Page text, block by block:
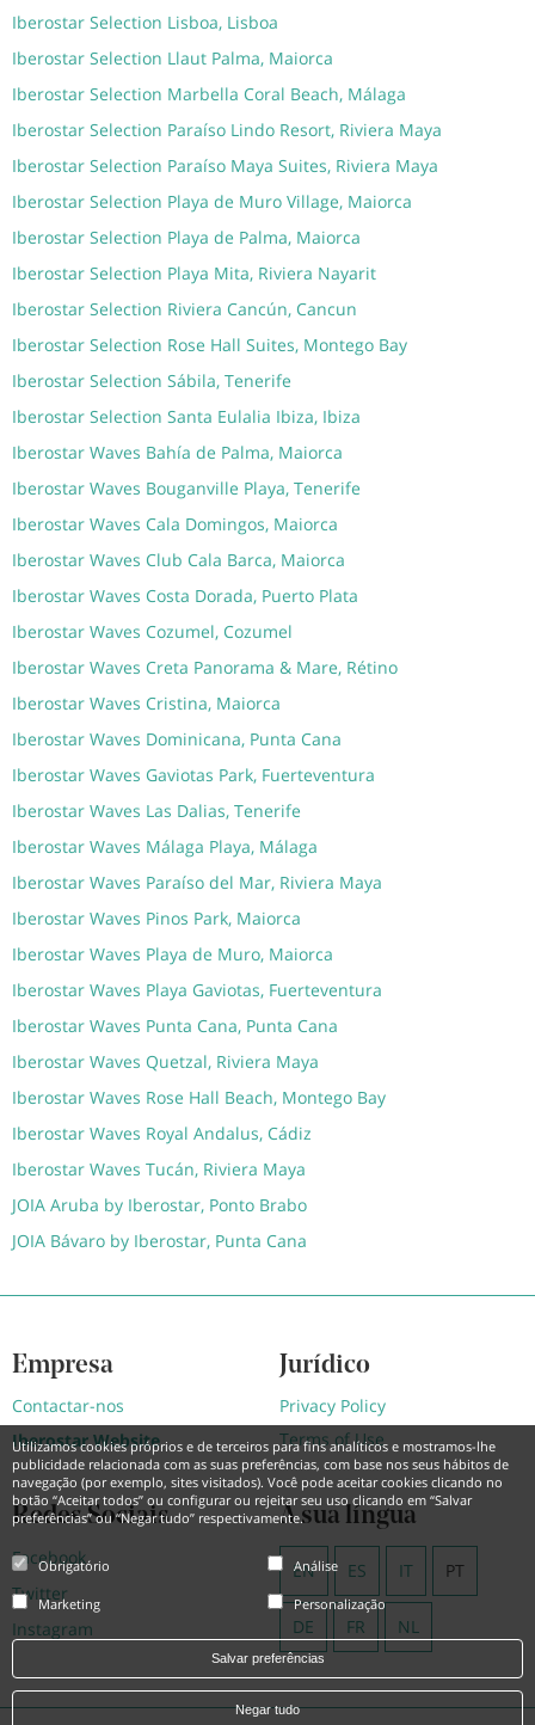
Utilizamos cookies próprios e de terceiros para fins analíticos e mostramos-lhe
publicidade relacionada com as suas preferências, com base nos seus hábitos de
navegação (por exemplo, sites visitados). Você pode aceitar cookies clicando no
botão “Aceitar todos” ou configurar ou rejeitar seu uso clicando em “Salvar
preferências” ou “Negar tudo” respectivamente.
Obrigatório Análise
Marketing Personalização
Salvar preferências
Negar tudo
Iberostar Selection Lisboa, Lisboa
Iberostar Selection Llaut Palma, Maiorca
Iberostar Selection Marbella Coral Beach, Málaga
Iberostar Selection Paraíso Lindo Resort, Riviera Maya
Iberostar Selection Paraíso Maya Suites, Riviera Maya
Iberostar Selection Playa de Muro Village, Maiorca
Iberostar Selection Playa de Palma, Maiorca
Iberostar Selection Playa Mita, Riviera Nayarit
Iberostar Selection Riviera Cancún, Cancun
Iberostar Selection Rose Hall Suites, Montego Bay
Iberostar Selection Sábila, Tenerife
Iberostar Selection Santa Eulalia Ibiza, Ibiza
Iberostar Waves Bahía de Palma, Maiorca
Iberostar Waves Bouganville Playa, Tenerife
Iberostar Waves Cala Domingos, Maiorca
Iberostar Waves Club Cala Barca, Maiorca
Iberostar Waves Costa Dorada, Puerto Plata
Iberostar Waves Cozumel, Cozumel
Iberostar Waves Creta Panorama & Mare, Rétino
Iberostar Waves Cristina, Maiorca
Iberostar Waves Dominicana, Punta Cana
Iberostar Waves Gaviotas Park, Fuerteventura
Iberostar Waves Las Dalias, Tenerife
Iberostar Waves Málaga Playa, Málaga
Iberostar Waves Paraíso del Mar, Riviera Maya
Iberostar Waves Pinos Park, Maiorca
Iberostar Waves Playa de Muro, Maiorca
Iberostar Waves Playa Gaviotas, Fuerteventura
Iberostar Waves Punta Cana, Punta Cana
Iberostar Waves Quetzal, Riviera Maya
Iberostar Waves Rose Hall Beach, Montego Bay
Iberostar Waves Royal Andalus, Cádiz
Iberostar Waves Tucán, Riviera Maya
JOIA Aruba by Iberostar, Ponto Brabo
JOIA Bávaro by Iberostar, Punta Cana
Empresa
Contactar-nos
Iberostar Website
Jurídico
Privacy Policy
Terms of Use
Redes Sociais
Facebook
Twitter
Instagram
A sua língua
EN ES IT PT
DE FR NL